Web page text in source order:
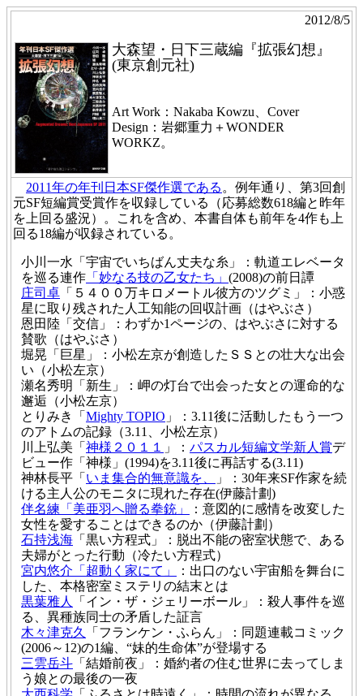
2012/8/5
大森望・日下三蔵編『拡張幻想』
(東京創元社)
Art Work：Nakaba Kowzu、Cover
Design：岩郷重力＋WONDER
WORKZ。
2011年の年刊日本SF傑作選である 。例年通り、第3回創
元SF短編賞受賞作を収録している（応募総数618編と昨年
を上回る盛況）。これを含め、本書自体も前年を4作も上
回る18編が収録されている。
小川一水「宇宙でいちばん丈夫な糸」：軌道エレベータ
を巡る連作 「妙なる技の乙女たち」 (2008)の前日譚
庄司卓 「５４００万キロメートル彼方のツグミ」：小惑
星に取り残された人工知能の回収計画（はやぶさ）
恩田陸「交信」：わずか1ページの、はやぶさに対する
賛歌（はやぶさ）
堀晃「巨星」：小松左京が創造したＳＳとの壮大な出会
い（小松左京）
瀬名秀明「新生」：岬の灯台で出会った女との運命的な
邂逅（小松左京）
とりみき「 Mighty TOPIO 」：3.11後に活動したもう一つ
のアトムの記録（3.11、小松左京）
川上弘美「 神様２０１１ 」： パスカル短編文学新人賞デ
ビュー作「神様」(1994)を3.11後に再話する(3.11)
神林長平「 いま集合的無意識を、
」：30年来SF作家を続
ける主人公のモニタに現れた存在(伊藤計劃)
伴名練「美亜羽へ贈る拳銃」
：意図的に感情を改変した
女性を愛することはできるのか（伊藤計劃）
石持浅海 「黒い方程式」：脱出不能の密室状態で、ある
夫婦がとった行動（冷たい方程式）
宮内悠介「超動く家にて」
：出口のない宇宙船を舞台に
した、本格密室ミステリの結末とは
黒葉雅人
「イン・ザ・ジェリーボール」：殺人事件を巡
る、異種族同士の矛盾した証言
木々津克久
「フランケン・ふらん」：同題連載コミック
(2006～12)の1編、“妹的生命体”が登場する
三雲岳斗 「結婚前夜」：婚約者の住む世界に去ってしま
う娘との最後の一夜